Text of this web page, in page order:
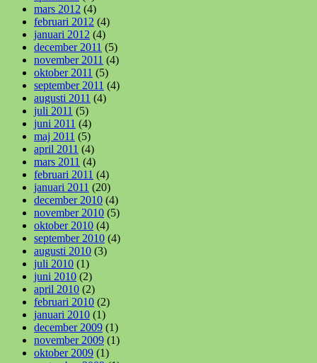
mars 2012 (4)
februari 2012 (4)
januari 2012 (4)
december 2011 (5)
november 2011 (4)
oktober 2011 (5)
september 2011 (4)
augusti 2011 (4)
juli 2011 (5)
juni 2011 (4)
maj 2011 (5)
april 2011 (4)
mars 2011 (4)
februari 2011 (4)
januari 2011 (20)
december 2010 (4)
november 2010 (5)
oktober 2010 (4)
september 2010 (4)
augusti 2010 (3)
juli 2010 (1)
juni 2010 (2)
april 2010 (2)
februari 2010 (2)
januari 2010 (1)
december 2009 (1)
november 2009 (1)
oktober 2009 (1)